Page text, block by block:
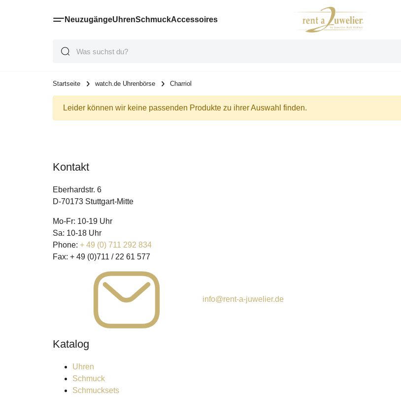
NeuzugängeUhrenSchmuckAccessoires
Startseite watch.de Uhrenbörse Charriol
Leider können wir keine passenden Produkte zu ihrer Auswahl finden.
Kontakt
Eberhardstr. 6
D-70173 Stuttgart-Mitte
Mo-Fr: 10-19 Uhr
Sa: 10-18 Uhr
Phone: + 49 (0) 711 292 834
Fax: + 49 (0)711 / 22 61 577
info@rent-a-juwelier.de
Katalog
Uhren
Schmuck
Schmucksets